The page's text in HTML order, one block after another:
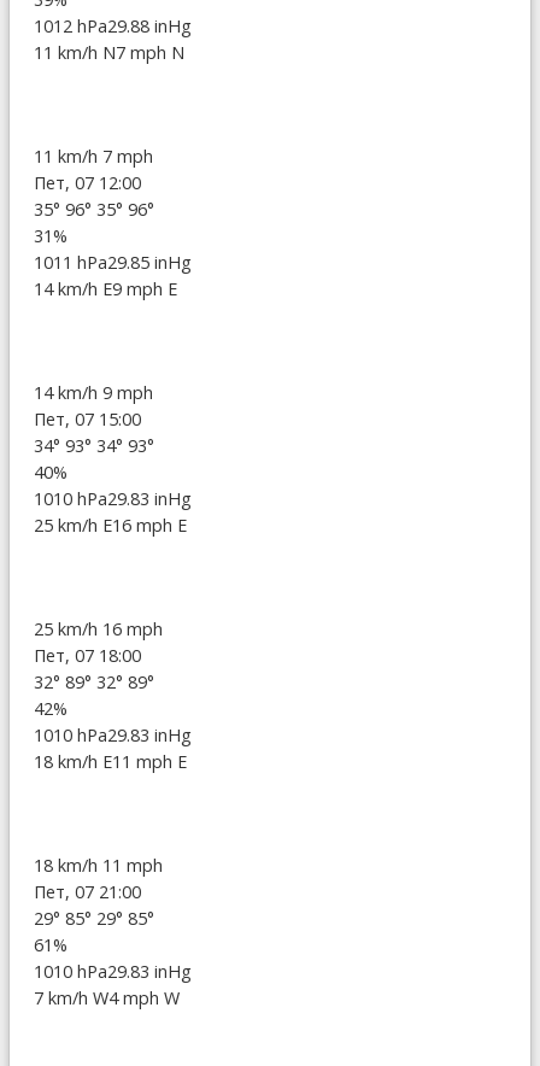
1012 hPa29.88 inHg
11 km/h N7 mph N
11 km/h 7 mph
Пет, 07 12:00
35° 96° 35° 96°
31%
1011 hPa29.85 inHg
14 km/h E9 mph E
14 km/h 9 mph
Пет, 07 15:00
34° 93° 34° 93°
40%
1010 hPa29.83 inHg
25 km/h E16 mph E
25 km/h 16 mph
Пет, 07 18:00
32° 89° 32° 89°
42%
1010 hPa29.83 inHg
18 km/h E11 mph E
18 km/h 11 mph
Пет, 07 21:00
29° 85° 29° 85°
61%
1010 hPa29.83 inHg
7 km/h W4 mph W